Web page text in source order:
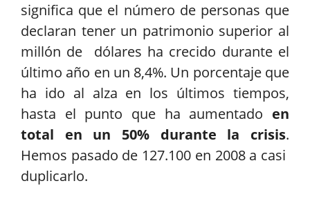
significa que el número de personas que
declaran tener un patrimonio superior al
millón de dólares ha crecido durante el
último año en un 8,4%. Un porcentaje que
ha ido al alza en los últimos tiempos,
hasta el punto que ha aumentado en
total en un 50% durante la crisis.
Hemos pasado de 127.100 en 2008 a casi
duplicarlo.